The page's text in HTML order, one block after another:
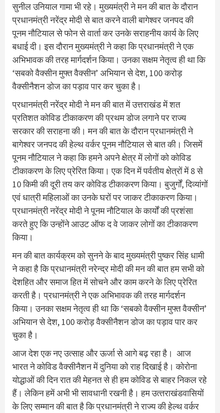
सुनील उनियाल गामा भी रहे। मुख्यमंत्री ने मन की बात के दौरान
प्रधानमंत्री नरेंद्र मोदी से बात करने वाली बागेश्वर जनपद की
पूनम नौटियाल से फोन से वार्ता कर उनके सराहनीय कार्य के लिए
बधाई दी। इस दौरान मुख्‍यमंत्री ने कहा कि प्रधानमंत्री ने एक
अभिभावक की तरह मार्गदर्शन किया। उनका सक्षम नेतृत्व ही था कि
‘सबको वैक्सीन मुफ्त वैक्सीन’ अभियान से देश, 100 करोड़
वैक्सीनैशन डोज का पड़ाव पार कर चुका है।
प्रधानमंत्री नरेंद्र मोदी ने मन की बात में उत्तराखंड में शत
प्रतिशत कोविड टीकाकरण की प्रथम डोज लगाने पर राज्‍य
सरकार की सराहना की। मन की बात के दौरान प्रधानमंत्री ने
बागेश्वर जनपद की हेल्थ वर्कर पूनम नौटियाल से बात की। जिसमें
पूनम नौटियाल ने कहा कि हमने अपने क्षेत्र में लोगों को कोविड
टीकाकरण के लिए प्रेरित किया। एक दिन में पर्वतीय क्षेत्रों में 8 से
10 किमी की दूरी तय कर कोविड टीकाकरण किया। बुजुर्गों, दिव्यांगों
एवं धात्री महिलाओं का उनके घरों पर जाकर टीकाकरण किया।
प्रधानमंत्री नरेंद्र मोदी ने पूनम नौटियाल के कार्यों की प्रशंसा
करते हुए कि उन्होंने आउट ऑफ द वे जाकर लोगों का टीकाकरण
किया।
मन की बात कार्यक्रम को सुनने के बाद मुख्यमंत्री पुष्कर सिंह धामी
ने कहा है कि प्रधानमंत्री नरेन्द्र मोदी की मन की बात हम सभी को
देशहित और समाज हित में सोचने और काम करने के लिए प्रेरित
करती है। प्रधानमंत्री ने एक अभिभावक की तरह मार्गदर्शन
किया। उनका सक्षम नेतृत्व ही था कि ‘सबको वैक्सीन मुफ्त वैक्सीन’
अभियान से देश, 100 करोड़ वैक्सीनैशन डोज का पड़ाव पार कर
चुका है।
आज देश एक नए उत्साह और ऊर्जा से आगे बढ़ रहा है। आज
भारत ने कोविड वैक्सीनैशन में दुनिया को राह दिखाई है। कोरोना
योद्धाओं की दिन रात की मेहनत से ही हम कोविड से बाहर निकल रहे
हैं। लेकिन हमें अभी भी सावधानी रखनी है। हम उत्‍तराखंडवासियों
के लिए सम्‍मान की बात है कि प्रधानमंत्री ने राज्य की हेल्थ वर्कर